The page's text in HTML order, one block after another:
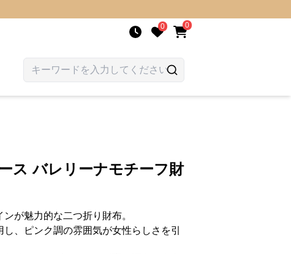
0 0
ス バレリーナモチーフ財
ンが魅力的な二つ折り財布。
、ピンク調の雰囲気が女性らしさを引